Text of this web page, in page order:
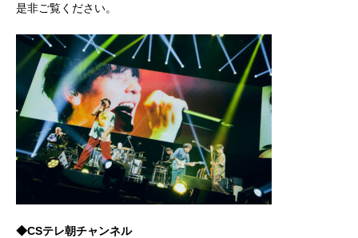
是非ご覧ください。
◆CSテレ朝チャンネル